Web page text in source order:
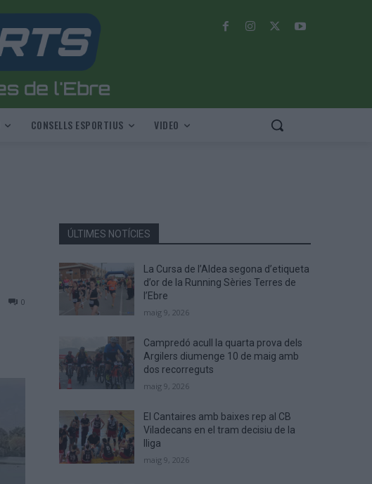
CONSELLS ESPORTIUS VIDEO
0
ÚLTIMES NOTÍCIES
La Cursa de l’Aldea segona d’etiqueta
d’or de la Running Sèries Terres de
l’Ebre
maig 9, 2026
Campredó acull la quarta prova dels
Argilers diumenge 10 de maig amb
dos recorreguts
maig 9, 2026
El Cantaires amb baixes rep al CB
Viladecans en el tram decisiu de la
lliga
maig 9, 2026